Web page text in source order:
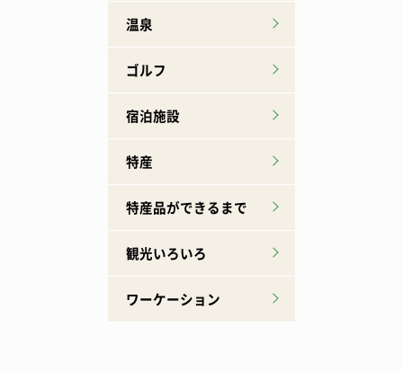
温泉
ゴルフ
宿泊施設
特産
特産品ができるまで
観光いろいろ
ワーケーション